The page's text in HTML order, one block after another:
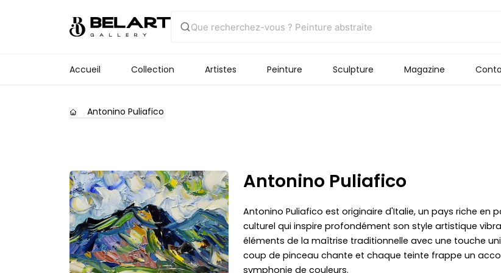
Accueil Collection Artistes Peinture Sculpture Magazine
Antonino Puliafico
Antonino Puliafico
Antonino Puliafico est originaire d'Italie, un pays riche en
culturel qui inspire profondément son style artistique
éléments de la maîtrise traditionnelle avec une touche
coup de pinceau chante et chaque teinte frappe un
symphonie de couleurs.